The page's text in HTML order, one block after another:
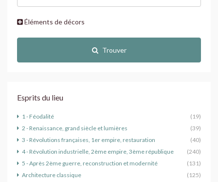
Éléments de décors
Trouver
Esprits du lieu
1 - Féodalité
(19)
2 - Renaissance, grand siècle et lumières
(39)
3 - Révolutions françaises, 1er empire, restauration
(40)
4 - Révolution industrielle, 2ème empire, 3ème république
(240)
5 - Après 2ème guerre, reconstruction et modernité
(131)
Architecture classique
(125)